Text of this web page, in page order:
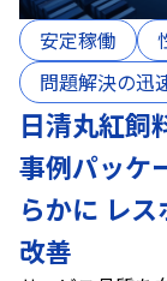
安定稼働
問題解決の迅
日清丸紅飼
事例パッケ
らかに レ
改善